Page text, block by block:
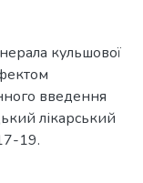
кульшової
введення
лікарський
19.